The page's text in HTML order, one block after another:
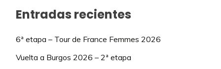
Entradas recientes
6ª etapa – Tour de France Femmes 2026
Vuelta a Burgos 2026 – 2ª etapa